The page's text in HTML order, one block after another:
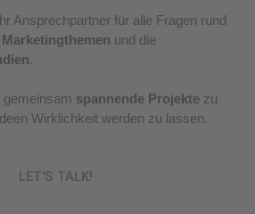
Ansprechpartner für alle Fragen rund
und die
.
gemeinsam spannende Projekte zu
Wirklichkeit werden zu lassen.
LET'S TALK!